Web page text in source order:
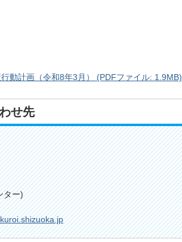
動計画（令和8年3月） (PDFファイル: 1.9MB)
せ先
ター)